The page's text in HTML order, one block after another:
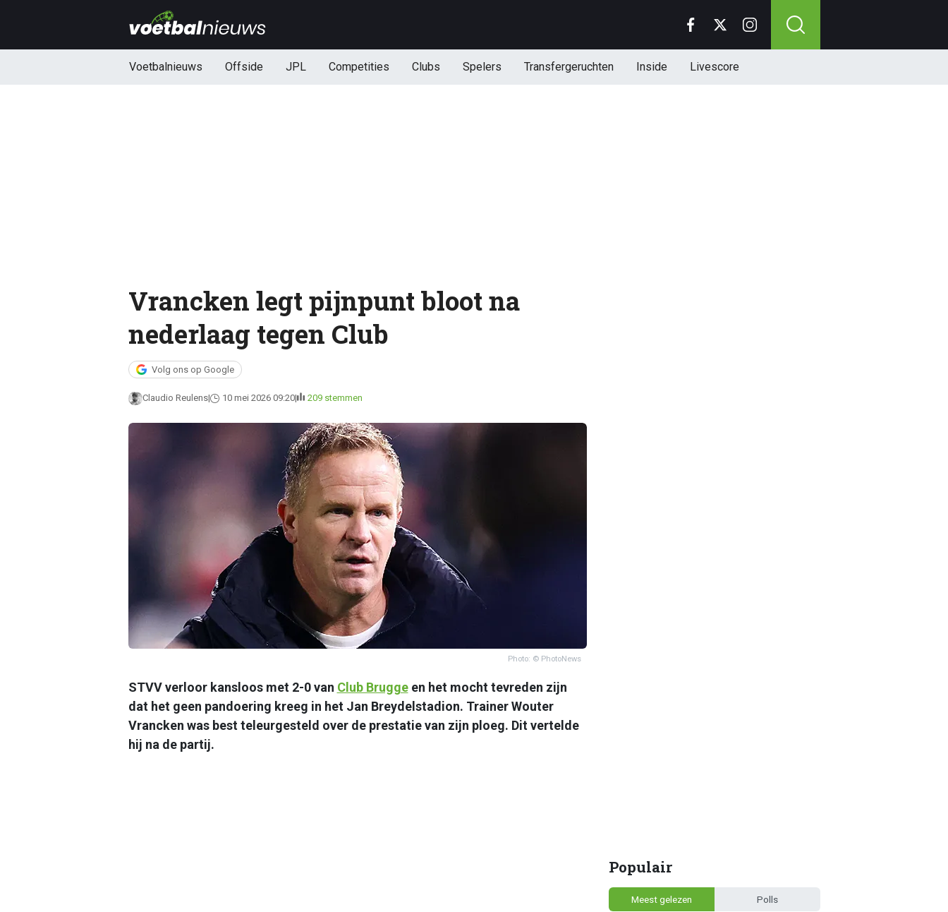
Voetbalnieuws Offside JPL Competities Clubs Spelers Transfergeruchten Inside Livescore
Vrancken legt pijnpunt bloot na
nederlaag tegen Club
Volg ons op Google
Claudio Reulens 10 mei 2026 09:20 209 stemmen
Photo: © PhotoNews
STVV verloor kansloos met 2-0 van Club Bruggeen het mocht tevreden zijn
dat het geen pandoering kreeg in het Jan Breydelstadion. Trainer Wouter
Vrancken was best teleurgesteld over de prestatie van zijn ploeg. Dit vertelde
hij na de partij.
Populair
Meest gelezen Polls